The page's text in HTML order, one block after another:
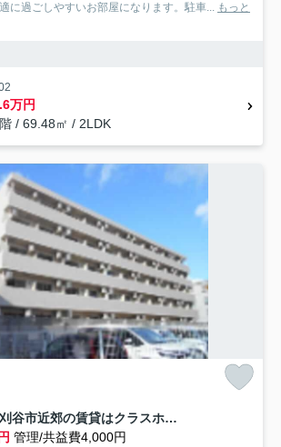
に過ごしやすいお部屋になります。駐車... もっと
万円
/ 69.48㎡ / 2LDK
Kビル横山 刈谷市近郊の賃貸はクラスホーム
管理/共益費4,000円